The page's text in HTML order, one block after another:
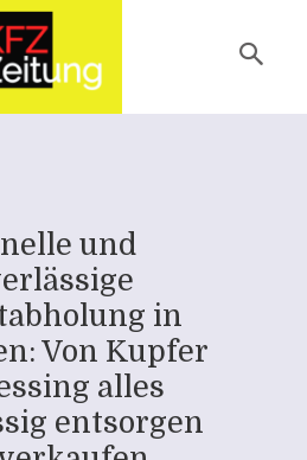
und
in
Von Kupfer
alles
entsorgen